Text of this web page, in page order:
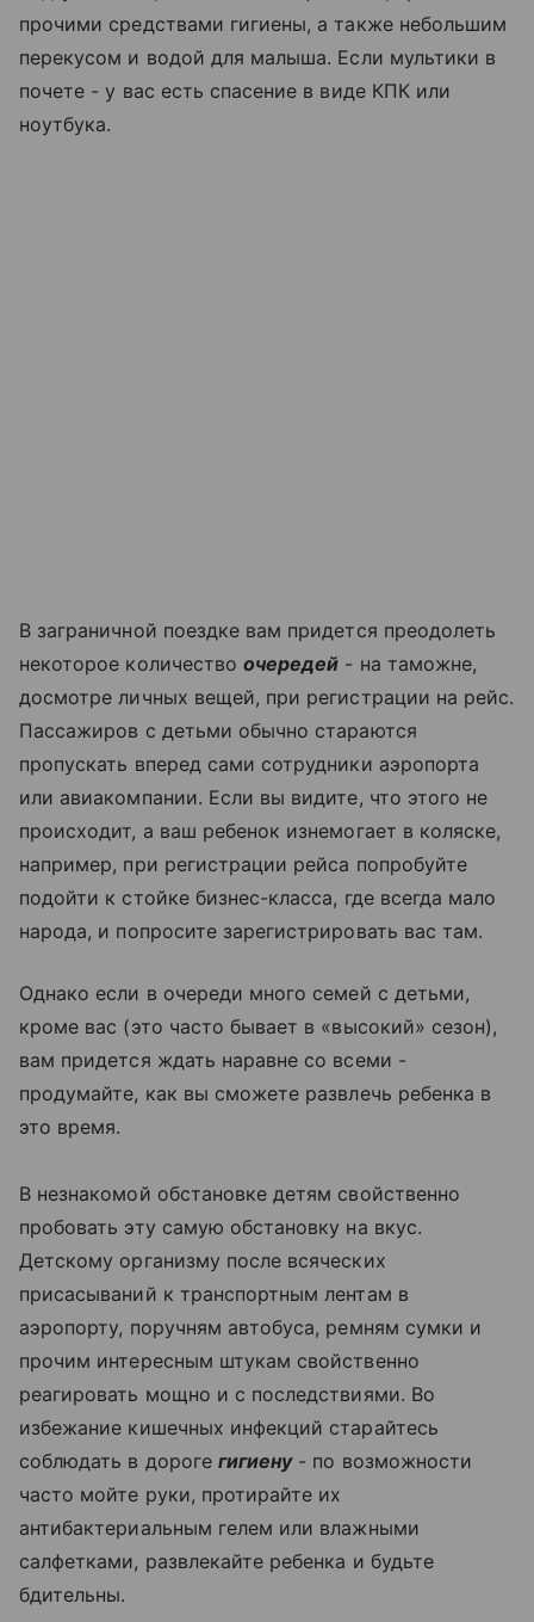
прочими средствами гигиены, а также небольшим
перекусом и водой для малыша. Если мультики в
почете - у вас есть спасение в виде КПК или
ноутбука.
В заграничной поездке вам придется преодолеть
некоторое количествоочередей - на таможне,
досмотре личных вещей, при регистрации на рейс.
Пассажиров с детьми обычно стараются
пропускать вперед сами сотрудники аэропорта
или авиакомпании. Если вы видите, что этого не
происходит, а ваш ребенок изнемогает в коляске,
например, при регистрации рейса попробуйте
подойти к стойке бизнес-класса, где всегда мало
народа, и попросите зарегистрировать вас там.
Однако если в очереди много семей с детьми,
кроме вас (это часто бывает в «высокий» сезон),
вам придется ждать наравне со всеми -
продумайте, как вы сможете развлечь ребенка в
это время.
В незнакомой обстановке детям свойственно
пробовать эту самую обстановку на вкус.
Детскому организму после всяческих
присасываний к транспортным лентам в
аэропорту, поручням автобуса, ремням сумки и
прочим интересным штукам свойственно
реагировать мощно и с последствиями. Во
избежание кишечных инфекций старайтесь
соблюдать в дороге гигиену- по возможности
часто мойте руки, протирайте их
антибактериальным гелем или влажными
салфетками, развлекайте ребенка и будьте
бдительны.